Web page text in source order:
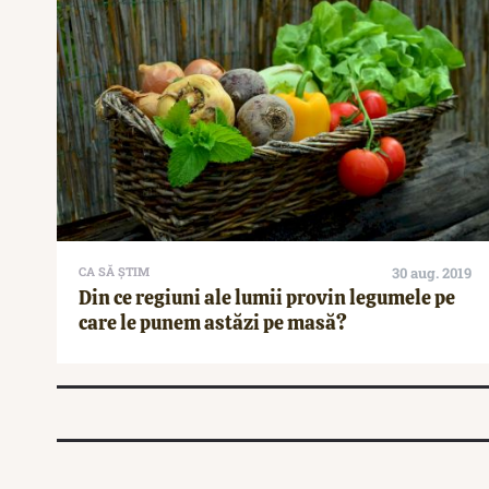
CA SĂ ȘTIM 30 aug. 2019
Din ce regiuni ale lumii provin legumele pe
care le punem astăzi pe masă?